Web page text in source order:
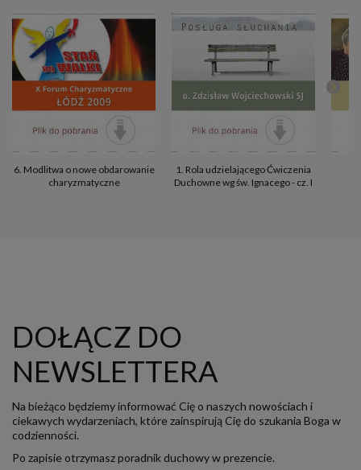
6. Modlitwa o nowe obdarowanie
charyzmatyczne
1. Rola udzielającego Ćwiczenia
Duchowne wg św. Ignacego - cz. I
DOŁĄCZ DO
NEWSLETTERA
Na bieżąco będziemy informować Cię o naszych nowościach i
ciekawych wydarzeniach, które zainspirują Cię do szukania Boga w
codzienności.
Po zapisie otrzymasz poradnik duchowy w prezencie.